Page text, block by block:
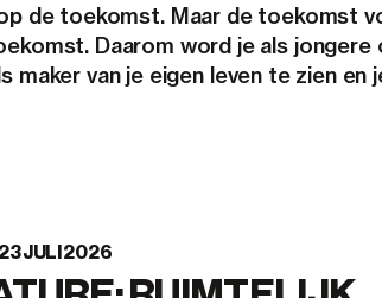
de toekomst. Maar de toekomst
Daarom word je als
maker van je eigen leven te zien
23 JULI 2026